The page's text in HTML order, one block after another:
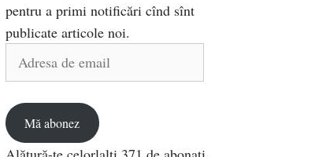
pentru a primi notificări cînd sînt
publicate articole noi.
Adresa
Mă abonez